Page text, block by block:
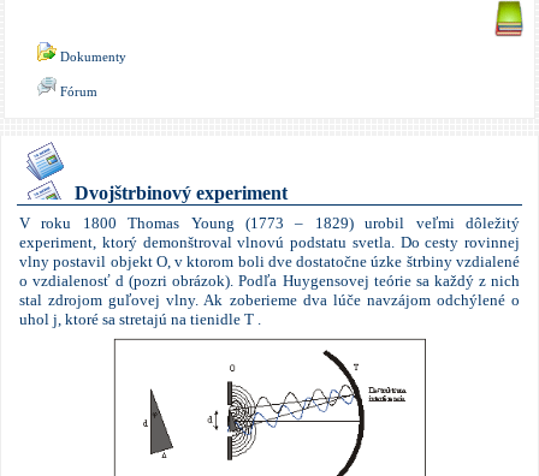
Dokumenty
Fórum
Dvojštrbinový experiment
V roku 1800Thomas Young (1773 – 1829) urobil veľmi dôležitý
experiment, ktorý demonštroval vlnovú podstatu svetla. Do cesty rovinnej
vlny postavil objekt O, v ktorom boli dve dostatočne úzke štrbiny vzdialené
o vzdialenosť d (pozri obrázok). Podľa Huygensovej teórie sa každý z nich
stal zdrojom guľovej vlny. Ak zoberieme dva lúče navzájom odchýlené o
uhol j, ktoré sa stretajú na tienidle T .